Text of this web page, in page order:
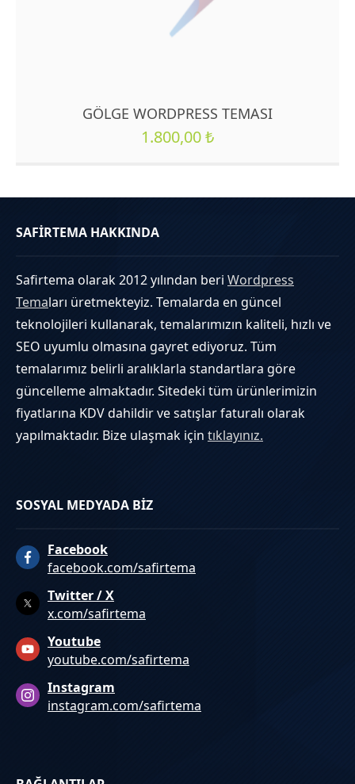
GÖLGE WORDPRESS TEMASI
1.800,00₺
SAFİRTEMA HAKKINDA
Safirtema olarak 2012 yılından beri Wordpress
Temaları üretmekteyiz. Temalarda en güncel
teknolojileri kullanarak, temalarımızın kaliteli, hızlı ve
SEO uyumlu olmasına gayret ediyoruz. Tüm
temalarımız belirli aralıklarla standartlara göre
güncelleme almaktadır. Sitedeki tüm ürünlerimizin
fiyatlarına KDV dahildir ve satışlar faturalı olarak
yapılmaktadır. Bize ulaşmak için tıklayınız.
SOSYAL MEDYADA BİZ
Facebook
facebook.com/safirtema
Twitter / X
x.com/safirtema
Youtube
youtube.com/safirtema
Instagram
instagram.com/safirtema